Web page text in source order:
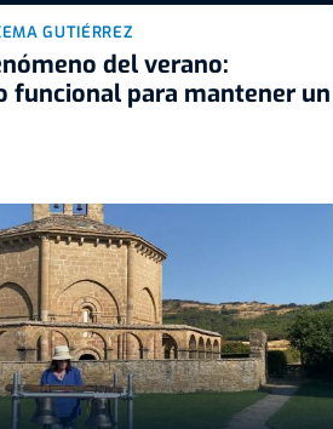
GUTIÉRREZ
del verano:
funcional para mantener un